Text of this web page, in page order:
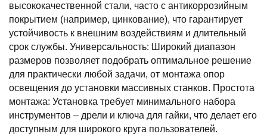
высококачественной стали, часто с антикоррозийным
покрытием (например, цинкование), что гарантирует
устойчивость к внешним воздействиям и длительный
срок службы. Универсальность: Широкий диапазон
размеров позволяет подобрать оптимальное решение
для практически любой задачи, от монтажа опор
освещения до установки массивных станков. Простота
монтажа: Установка требует минимального набора
инструментов – дрели и ключа для гайки, что делает его
доступным для широкого круга пользователей.